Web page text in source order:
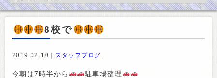
8校で
2019.02.10｜ スタッフブログ
今朝は7時半から 駐車場整理